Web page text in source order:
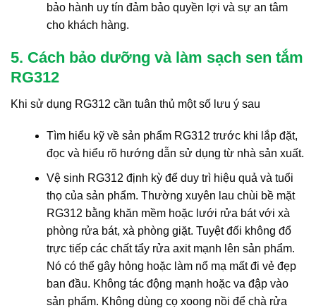
bảo hành uy tín đảm bảo quyền lợi và sự an tâm
cho khách hàng.
5. Cách bảo dưỡng và làm sạch sen tắm
RG312
Khi sử dụng RG312 cần tuân thủ một số lưu ý sau
Tìm hiểu kỹ về sản phẩm RG312 trước khi lắp đặt,
đọc và hiểu rõ hướng dẫn sử dụng từ nhà sản xuất.
Vệ sinh RG312 định kỳ để duy trì hiệu quả và tuổi
thọ của sản phẩm. Thường xuyên lau chùi bề mặt
RG312 bằng khăn mềm hoặc lưới rửa bát với xà
phòng rửa bát, xà phòng giặt. Tuyệt đối không đổ
trực tiếp các chất tẩy rửa axit mạnh lên sản phẩm.
Nó có thể gây hỏng hoặc làm nổ mạ mất đi vẻ đẹp
ban đầu. Không tác động mạnh hoặc va đập vào
sản phẩm. Không dùng cọ xoong nồi để chà rửa